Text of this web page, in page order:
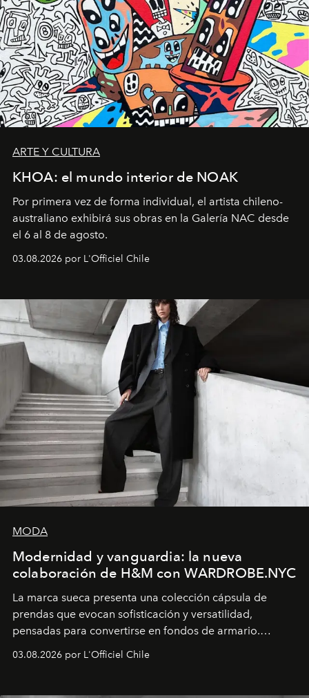
ARTE Y CULTURA
KHOA: el mundo interior de NOAK
Por primera vez de forma individual, el artista chileno-
australiano exhibirá sus obras en la Galería NAC desde
el 6 al 8 de agosto.
03.08.2026 por L'Officiel Chile
MODA
Modernidad y vanguardia: la nueva
colaboración de H&M con WARDROBE.NYC
La marca sueca presenta una colección cápsula de
prendas que evocan sofisticación y versatilidad,
pensadas para convertirse en fondos de armario.
03.08.2026 por L'Officiel Chile